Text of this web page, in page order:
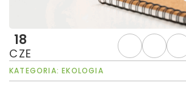
18
CZE
KATEGORIA:EKOLOGIA